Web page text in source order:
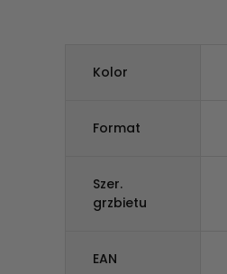
Kolor
Format
Szer.
grzbietu
EAN